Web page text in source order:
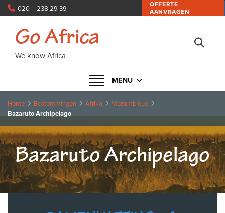
OFFERTE
AANVRAGEN
020 – 238 29 39
Navigatie in- of uitklappen
MENU
Go Africa
We know Africa
Home Bestemmingen Afrika
Mozambique
Bazaruto Archipelago
Bazaruto Archipelago